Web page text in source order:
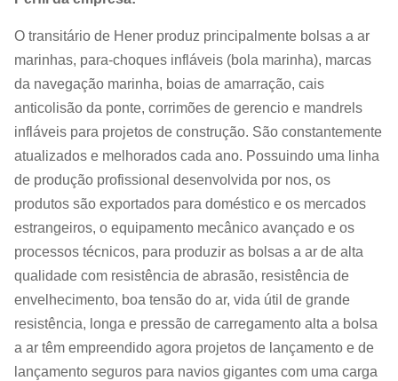
O transitário de Hener produz principalmente bolsas a ar
marinhas, para-choques infláveis (bola marinha), marcas
da navegação marinha, boias de amarração, cais
anticolisão da ponte, corrimões de gerencio e mandrels
infláveis para projetos de construção. São constantemente
atualizados e melhorados cada ano. Possuindo uma linha
de produção profissional desenvolvida por nos, os
produtos são exportados para doméstico e os mercados
estrangeiros, o equipamento mecânico avançado e os
processos técnicos, para produzir as bolsas a ar de alta
qualidade com resistência de abrasão, resistência de
envelhecimento, boa tensão do ar, vida útil de grande
resistência, longa e pressão de carregamento alta a bolsa
a ar têm empreendido agora projetos de lançamento e de
lançamento seguros para navios gigantes com uma carga